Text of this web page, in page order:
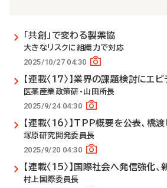
「共創」で変わる製薬協
大きなリスクに組織力で対応
2025/10/27 04:30
【連載〈17〉】業界の課題検討にエ
医薬産業政策研・山田所長
2025/9/24 04:30
【連載〈16〉】TPP概要を公表、橋
塚原研究開発委員長
2025/9/20 04:30
【連載〈15〉】国際社会へ発信強化
村上国際委員長